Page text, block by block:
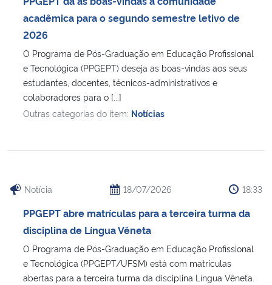
Ministério da Saúde
Ministério de Minas e Energia
Controladoria-Geral da União
Ministério da Mulher, da Família e dos Direitos Humanos
acadêmica para o segundo semestre letivo de
2026
O Programa de Pós-Graduação em Educação Profissional
e Tecnológica (PPGEPT) deseja as boas-vindas aos seus
estudantes, docentes, técnicos-administrativos e
colaboradores para o [...]
Outras categorias do item: Notícias
Notícia 18/07/2026 18:33
PPGEPT abre matrículas para a terceira turma da
disciplina de Língua Vêneta
O Programa de Pós-Graduação em Educação Profissional
e Tecnológica (PPGEPT/UFSM) está com matrículas
abertas para a terceira turma da disciplina Língua Vêneta.